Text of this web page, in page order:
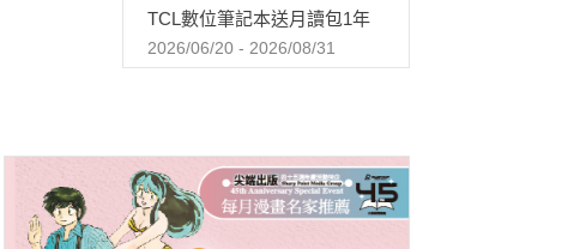
TCL數位筆記本送月讀包1年
2026/06/20 - 2026/08/31